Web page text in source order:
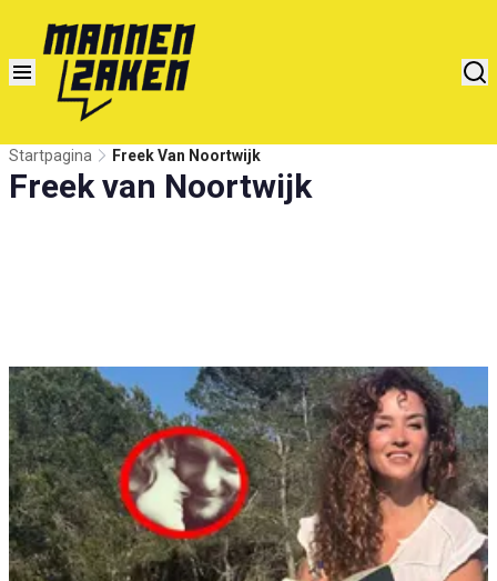
Startpagina Freek Van Noortwijk
Freek van Noortwijk